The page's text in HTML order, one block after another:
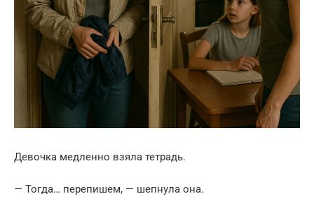
Девочка медленно взяла тетрадь.
— Тогда… перепишем, — шепнула она.